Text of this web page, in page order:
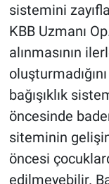
sistemini
KBB Uzmanı
alınmasının
bağışıklık
öncesinde
siteminin
öncesi
edilmeyebilir.